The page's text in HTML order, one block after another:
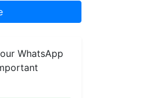
WhatsApp